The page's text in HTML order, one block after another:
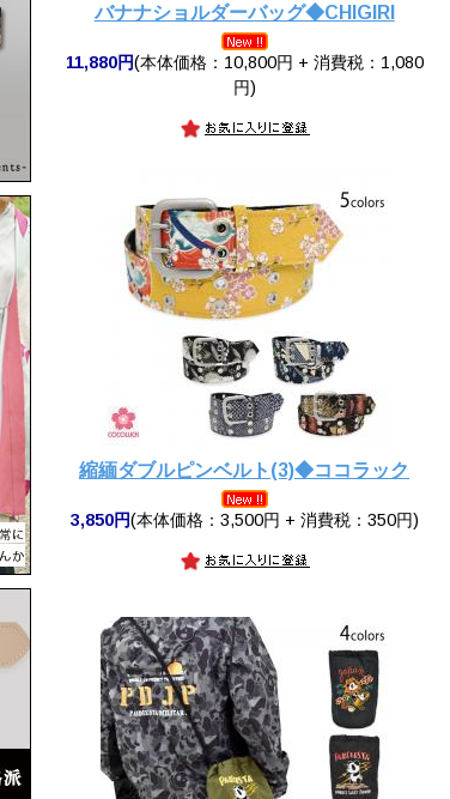
バナナショルダーバッグ◆CHIGIRI
11,880円(本体価格：10,800円 + 消費税：1,080
円)
縮緬ダブルピンベルト(3)◆ココラック
3,850円(本体価格：3,500円 + 消費税：350円)